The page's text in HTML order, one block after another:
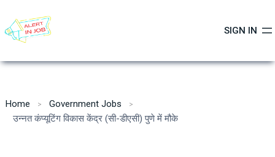
content
SIGN IN
Home
Government Jobs
उन्नत कंप्यूटिंग विकास केंद्र (सी-डीएसी) पुणे में मौके